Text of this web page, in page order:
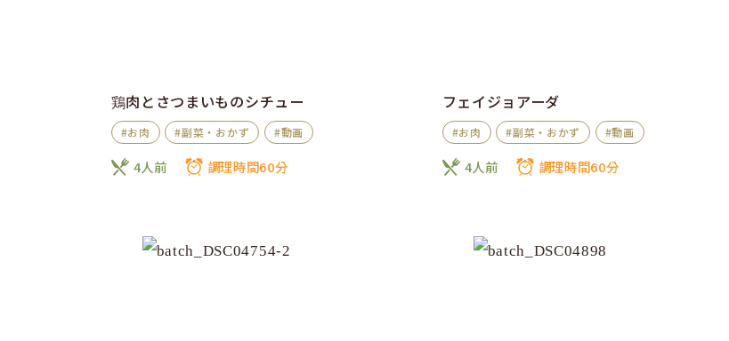
鶏肉とさつまいものシチュー
#お肉 #副菜・おかず #動画
4人前 調理時間60分
フェイジョアーダ
#お肉 #副菜・おかず #動画
4人前 調理時間60分